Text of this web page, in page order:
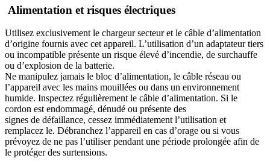
Alimentation et risques électriques
Utilisez exclusivement le chargeur secteur et le câble d’alimentation
d’origine fournis avec cet appareil. L’utilisation d’un adaptateur tiers
ou incompatible présente un risque élevé d’incendie, de surchauffe
ou d’explosion de la batterie.
Ne manipulez jamais le bloc d’alimentation, le câble réseau ou
l’appareil avec les mains mouillées ou dans un environnement
humide. Inspectez régulièrement le câble d’alimentation. Si le
cordon est endommagé, dénudé ou présente des
signes de défaillance, cessez immédiatement l’utilisation et
remplacez le. Débranchez l’appareil en cas d’orage ou si vous
prévoyez de ne pas l’utiliser pendant une période prolongée afin de
le protéger des surtensions.